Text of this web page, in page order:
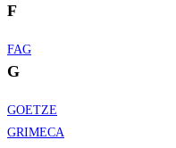
F
FAG
G
GOETZE
GRIMECA